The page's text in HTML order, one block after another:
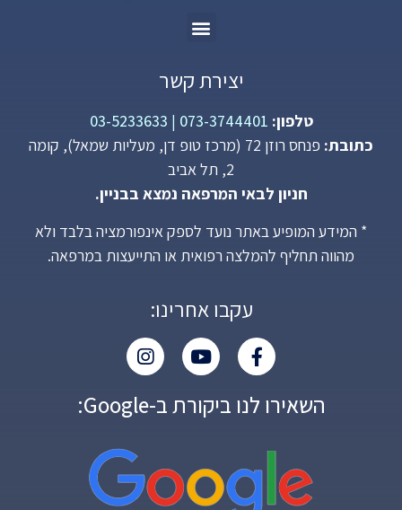
יצירת קשר
טלפון: 073-3744401
|
03-5233633
כתובת:
פנחס רוזן 72 (מרכז טופ דן, מעליות שמאל), קומה
2, תל אביב
חניון לבאי המרפאה נמצא בבניין.
* המידע המופיע באתר נועד לספק אינפורמציה בלבד ולא
מהווה תחליף להמלצה רפואית או התייעצות במרפאה.
עקבו אחרינו:
השאירו לנו ביקורת ב-Google: